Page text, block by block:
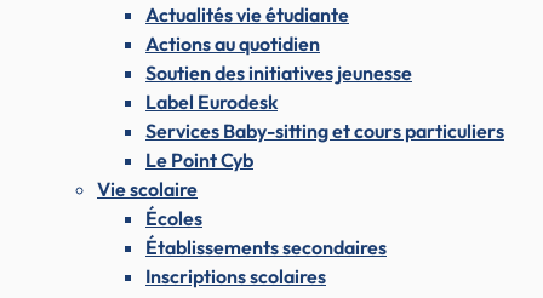
Actualités vie étudiante
Actions au quotidien
Soutien des initiatives jeunesse
Label Eurodesk
Services Baby-sitting et cours particuliers
Le Point Cyb
Vie scolaire
Écoles
Établissements secondaires
Inscriptions scolaires